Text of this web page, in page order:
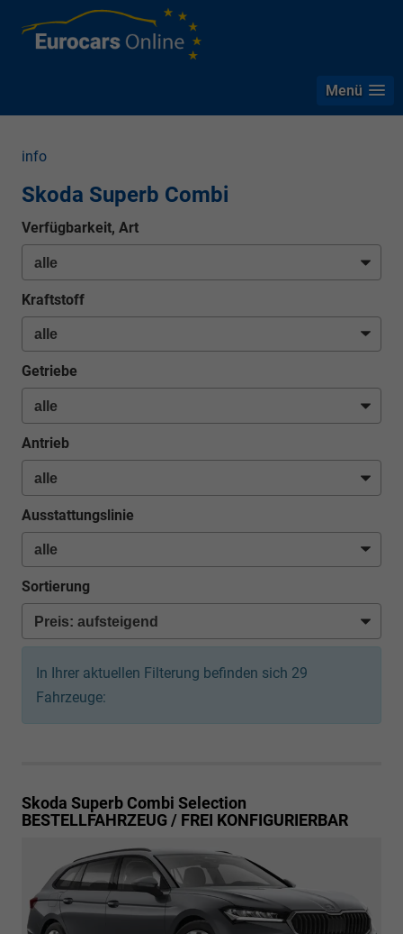
Menü
info
Skoda Superb Combi
Verfügbarkeit, Art
Kraftstoff
Getriebe
Antrieb
Ausstattungslinie
Sortierung
In Ihrer aktuellen Filterung befinden sich 29
Fahrzeuge:
Skoda Superb Combi Selection
BESTELLFAHRZEUG / FREI KONFIGURIERBAR